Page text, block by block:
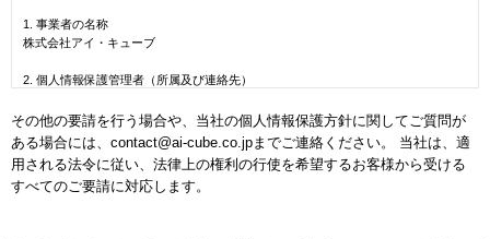
1. ユーザーは、本サービス利用の対価として、当社が別途定め、本ウェブサイト
2. ユーザーが利用料金の支払を遅滞した場合には、ユーザーは年14．6％の遅延損
害金を支払うものとします。
第7条（禁止事項）
ユーザーは、本サービスの利用にあたり、以下の行為をしてはなりません。
（1）法令または公序良俗に違反する行為。
（2）犯罪行為に関連する行為。
苦情解決の連絡先
認定個人情報保護団体事務局
〒106-0032 東京都港区六本木一丁目９番９号 六本木ファーストビル内
03-5860-7565
0120-700-779
※当社の業務に関する問合せ先ではございません。
■保有個人データの利用目的
1. 事業者の名称
株式会社アイ・キューブ
2. 個人情報保護管理者（所属及び連絡先）
住所 芦屋市打出小槌町8-15-2F
電話 (0797)23-5761
3. 「新規会員登録」より取得した個人情報の利用目的
個人情報保護方針の「当社における個人情報の利用目的について
その他の要請を行う場合や、当社の個人情報保護方針に関してご質問が
ある場合には、 contact@ai-cube.co.jpまでご連絡ください。 当社は、適
用される法令に従い、法律上の権利の行使を希望するお客様から受ける
すべてのご要請に対応します。